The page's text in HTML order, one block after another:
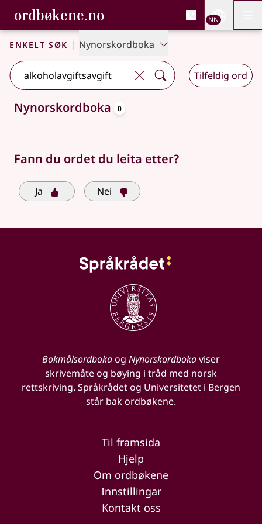
Gå til hovudinnhald
Tilgjenge
ordbøkene.no, Bokmålsordboka og
Bokmålsordboka og Nynorskordboka
NN
Enkelt søk | Nynorskordboka
Tilfeldig ord
Søkjeforslag tilgjengelege
Nynorskordboka 0
Fann du ordet du leita etter?
Ja Nei
Bokmålsordbokaog Nynorskordbokaviser
skrivemåte og bøying i tråd med norsk
rettskriving. Språkrådet og Universitetet i Bergen
står bak ordbøkene.
Til framsida
Hjelp
Om ordbøkene
Innstillingar
Kontakt oss